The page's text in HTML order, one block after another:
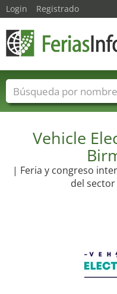
Vehicle
| Feria y congreso
del
Login Registrado
Nombres de ferias
Sectores de